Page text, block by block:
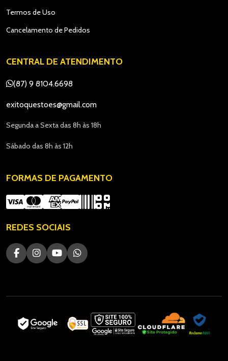
Termos de Uso
Cancelamento de Pedidos
CENTRAL DE ATENDIMENTO
(87) 9 8104.6698
exitoquestoes@gmail.com
Segunda a Sexta das 8h às 18h
Sábado das 8h às 12h
FORMAS DE PAGAMENTO
REDES SOCIAIS